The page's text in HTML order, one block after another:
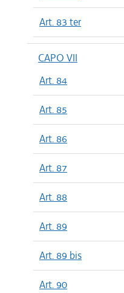
Art. 83 ter
CAPO VII
Art. 84
Art. 85
Art. 86
Art. 87
Art. 88
Art. 89
Art. 89 bis
Art. 90